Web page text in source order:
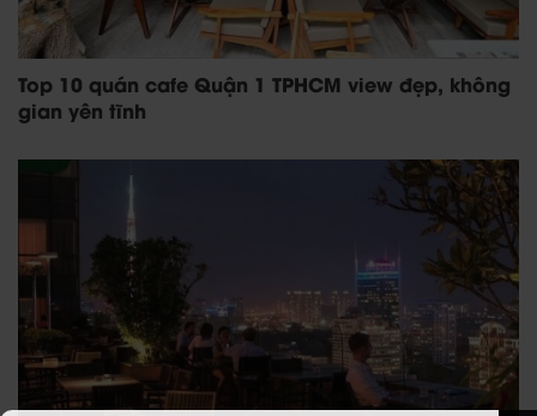
Top 10 quán cafe Quận 1 TPHCM view đẹp, không
gian yên tĩnh